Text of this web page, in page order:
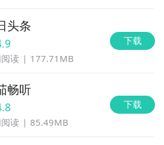
头条
读 177.71MB
下载
畅听
读 85.49MB
下载